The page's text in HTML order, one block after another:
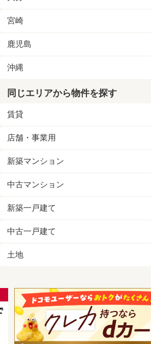
宮崎
鹿児島
沖縄
同じエリアから物件を探す
賃貸
店舗・事業用
新築マンション
中古マンション
新築一戸建て
中古一戸建て
土地